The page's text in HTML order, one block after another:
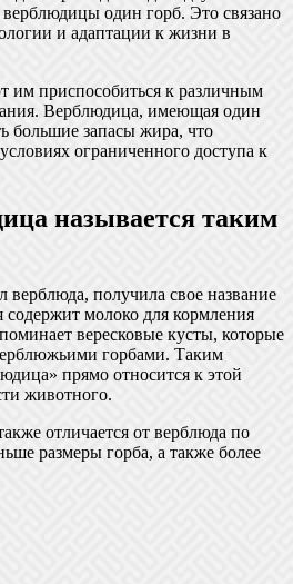
один горб. Это связано
и адаптации к жизни в
им приспособиться к различным
Верблюдица, имеющая один
большие запасы жира, что
ограниченного доступа к
называется таким
получила свое название
содержит молоко для кормления
вересковые кусты, которые
горбами. Таким
прямо относится к этой
животного.
отличается от верблюда по
размеры горба, а также более